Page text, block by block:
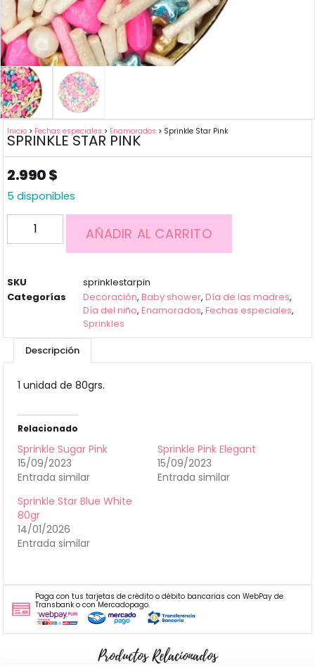
Inicio > Fechas especiales > Enamorados > Sprinkle Star Pink
SPRINKLE STAR PINK
2.990$
5 disponibles
AÑADIR AL CARRITO
SKU
sprinklestarpin
Categorías
Decoración,Baby shower,Día de las madres,
Día del niño,Enamorados,Fechas especiales,
Sprinkles
Descripción
1 unidad de 80grs.
Relacionado
Sprinkle Sugar Pink
15/09/2023
Entrada similar
Sprinkle Pink Elegant
15/09/2023
Entrada similar
Sprinkle Star Blue White
80gr
14/01/2026
Entrada similar
Paga con tus tarjetas de crédito o débito bancarias con WebPay de
Transbank o con Mercadopago.
Productos Relacionados